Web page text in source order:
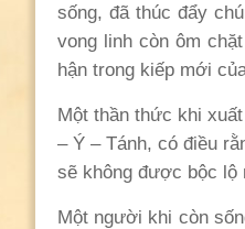
sống, đã thúc đẩy
vong linh còn ôm
hận trong kiếp mới
Một thần thức khi
– Ý – Tánh, có điều
sẽ không được bộc lộ
Một người khi còn